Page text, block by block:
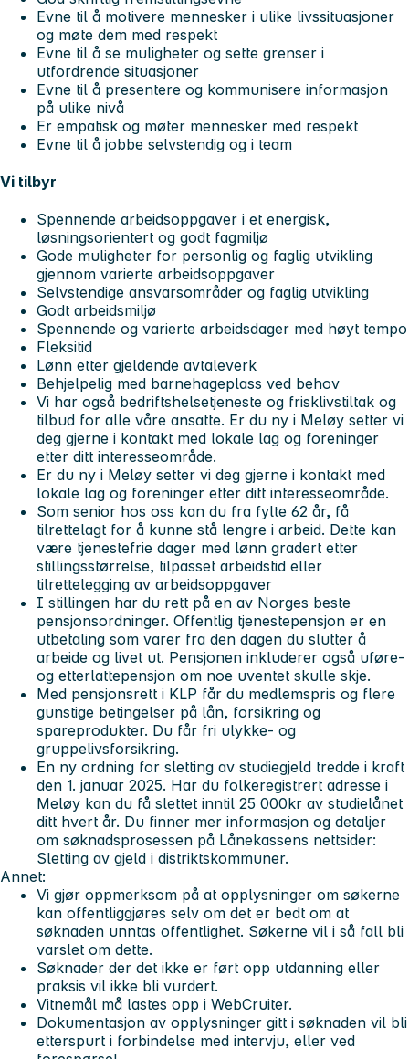
Evne til å motivere mennesker i ulike livssituasjoner
og møte dem med respekt
Evne til å se muligheter og sette grenser i
utfordrende situasjoner
Evne til å presentere og kommunisere informasjon
på ulike nivå
Er empatisk og møter mennesker med respekt
Evne til å jobbe selvstendig og i team
Vi tilbyr
Spennende arbeidsoppgaver i et energisk,
løsningsorientert og godt fagmiljø
Gode muligheter for personlig og faglig utvikling
gjennom varierte arbeidsoppgaver
Selvstendige ansvarsområder og faglig utvikling
Godt arbeidsmiljø
Spennende og varierte arbeidsdager med høyt tempo
Fleksitid
Lønn etter gjeldende avtaleverk
Behjelpelig med barnehageplass ved behov
Vi har også bedriftshelsetjeneste og frisklivstiltak og
tilbud for alle våre ansatte. Er du ny i Meløy setter vi
deg gjerne i kontakt med lokale lag og foreninger
etter ditt interesseområde.
Er du ny i Meløy setter vi deg gjerne i kontakt med
lokale lag og foreninger etter ditt interesseområde.
Som senior hos oss kan du fra fylte 62 år, få
tilrettelagt for å kunne stå lengre i arbeid. Dette kan
være tjenestefrie dager med lønn gradert etter
stillingsstørrelse, tilpasset arbeidstid eller
tilrettelegging av arbeidsoppgaver
I stillingen har du rett på en av Norges beste
pensjonsordninger. Offentlig tjenestepensjon er en
utbetaling som varer fra den dagen du slutter å
arbeide og livet ut. Pensjonen inkluderer også uføre-
og etterlattepensjon om noe uventet skulle skje.
Med pensjonsrett i KLP får du medlemspris og flere
gunstige betingelser på lån, forsikring og
spareprodukter. Du får fri ulykke- og
gruppelivsforsikring.
En ny ordning for sletting av studiegjeld tredde i kraft
den 1. januar 2025. Har du folkeregistrert adresse i
Meløy kan du få slettet inntil 25 000kr av studielånet
ditt hvert år. Du finner mer informasjon og detaljer
om søknadsprosessen på Lånekassens nettsider:
Sletting av gjeld i distriktskommuner.
Annet:
Vi gjør oppmerksom på at opplysninger om søkerne
kan offentliggjøres selv om det er bedt om at
søknaden unntas offentlighet. Søkerne vil i så fall bli
varslet om dette.
Søknader der det ikke er ført opp utdanning eller
praksis vil ikke bli vurdert.
Vitnemål må lastes opp i WebCruiter.
Dokumentasjon av opplysninger gitt i søknaden vil bli
etterspurt i forbindelse med intervju, eller ved